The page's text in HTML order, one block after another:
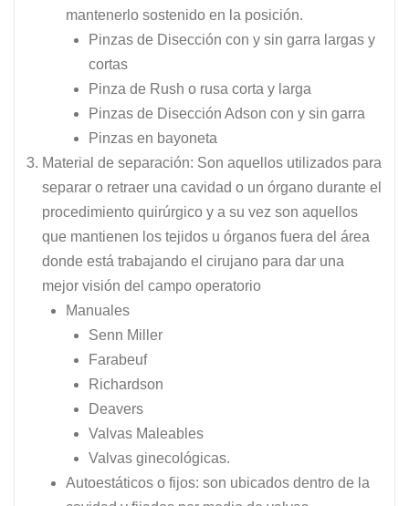
mantenerlo sostenido en la posición.
Pinzas de Disección con y sin garra largas y
cortas
Pinza de Rush o rusa corta y larga
Pinzas de Disección Adson con y sin garra
Pinzas en bayoneta
Material de separación: Son aquellos utilizados para
separar o retraer una cavidad o un órgano durante el
procedimiento quirúrgico y a su vez son aquellos
que mantienen los tejidos u órganos fuera del área
donde está trabajando el cirujano para dar una
mejor visión del campo operatorio
Manuales
Senn Miller
Farabeuf
Richardson
Deavers
Valvas Maleables
Valvas ginecológicas.
Autoestáticos o fijos: son ubicados dentro de la